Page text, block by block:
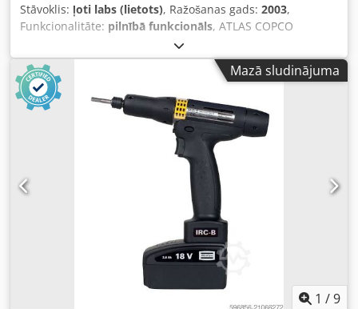
Stāvoklis: ļoti labs (lietots), Ražošanas gads: 2003,
Funkcionalitāte: pilnībā funkcionāls, ATLAS COPCO
GA18VSDFF skrūvju kompresors ar frekvences pārveidotāju
un gaisa žāvētāju, pēc apkopes. Tehniskie dati: jauda: 3,24
m³/min; motora jauda: 18,5 kW; maksimālais spiediens:
12,75 bāri; ražošanas gads: 2003; nostrādātais laiks: 11 137
stundas!!! Cena: 16 200 EUR (bez PVN) Cena: 19 926 EUR (ar
PVN) Kompresors ir pilnībā darba kārtībā, gatavs
lietošanai, tiek piedāvāta garantija. Dcjdjzmt Nvspfx Abzsk
Nodrošinām apkopi. Zemāk atrodas saite uz video.
Mazā sludinājuma
1 /9